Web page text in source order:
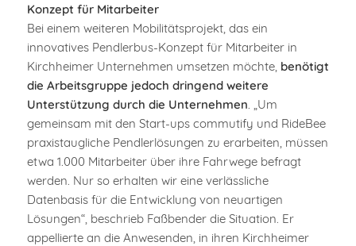
Konzept für Mitarbeiter
Bei einem weiteren Mobilitätsprojekt, das ein
innovatives Pendlerbus-Konzept für Mitarbeiter in
Kirchheimer Unternehmen umsetzen möchte, benötigt
die Arbeitsgruppe jedoch dringend weitere
Unterstützung durch die Unternehmen . „Um
gemeinsam mit den Start-ups commutify und RideBee
praxistaugliche Pendlerlösungen zu erarbeiten, müssen
etwa 1.000 Mitarbeiter über ihre Fahrwege befragt
werden. Nur so erhalten wir eine verlässliche
Datenbasis für die Entwicklung von neuartigen
Lösungen“, beschrieb Faßbender die Situation. Er
appellierte an die Anwesenden, in ihren Kirchheimer